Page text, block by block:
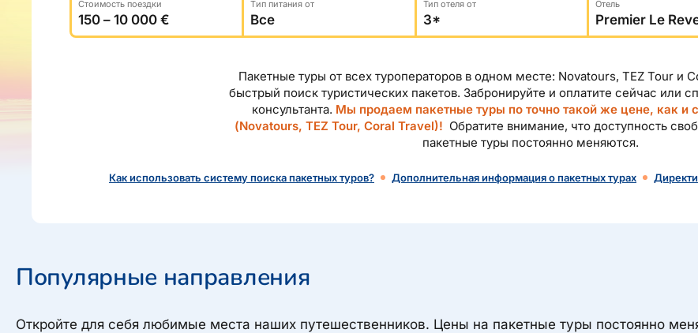
Airalo eSIM
Platinum Club
О компании, контакты, наши консультанты, новости...
Стоимость поездки Tип питания от Тип отеля от Отель
Пакетные туры от всех туроператоров в одном месте: Novatours, TEZ Tour и
быстрый поиск туристических пакетов. Забронируйте и оплатите сейчас или
консультанта. Мы продаем пакетные туры по точно такой же цене, как и
(Novatours, TEZ Tour, Coral Travel)! Обратите внимание, что доступность
пакетные туры постоянно меняются.
Как использовать систему поиска пакетных туров? Дополнительная информация о пакетных турах
Популярные направления
Откройте для себя любимые места наших путешественников. Цены на пакетные туры постоянно